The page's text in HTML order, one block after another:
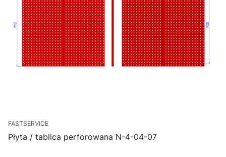
FASTSERVICE
Płyta / tablica perforowana N-4-04-07